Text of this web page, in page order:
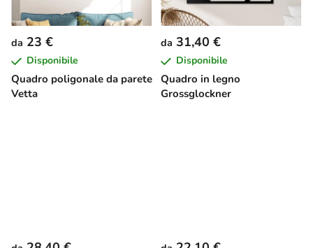
Quadro poligonale da parete
Vetta
da 23 €
Disponibile
Quadro in legno
Grossglockner
da 31,40 €
Disponibile